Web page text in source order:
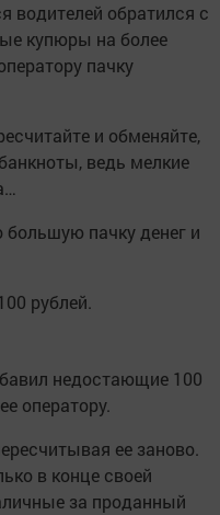
водителей обратился с
купюры на более
пачку
и обменяйте,
ведь мелкие
большую пачку денег и
рублей.
недостающие 100
оператору.
ее заново.
в конце своей
за проданный